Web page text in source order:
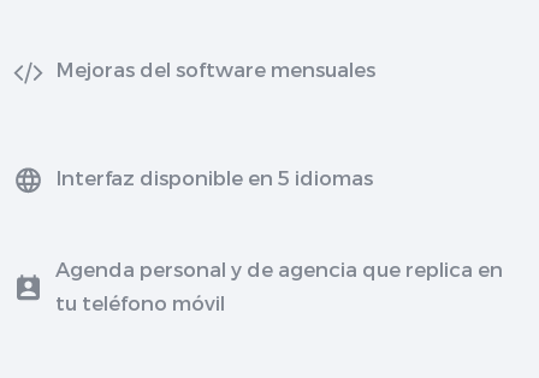
Mejoras del software mensuales
Interfaz disponible en 5 idiomas
Agenda personal y de agencia que replica en
tu teléfono móvil